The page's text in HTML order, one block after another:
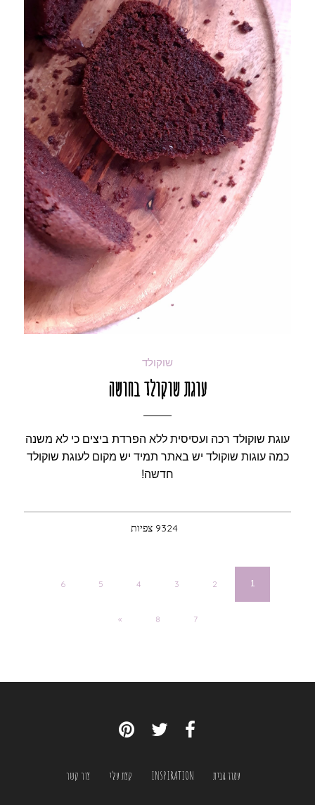
שוקולד
עוגת שוקולד בחושה
עוגת שוקולד רכה ועסיסית ללא הפרדת ביצים כי לא משנה
כמה עוגות שוקולד יש באתר תמיד יש מקום לעוגת שוקולד
חדשה!
9324 צפיות
1
2
3
4
5
6
7
8
«
עמוד הבית INSPIRATION קצת עלי צור קשר